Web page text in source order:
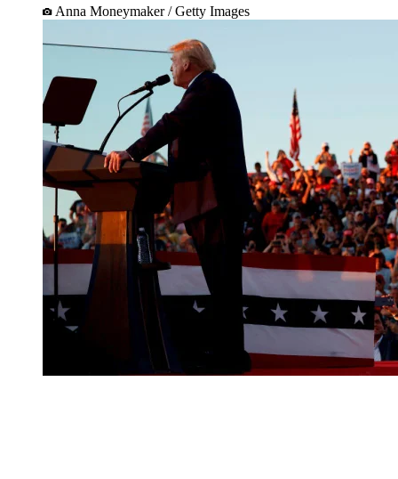
Anna Moneymaker / Getty Images